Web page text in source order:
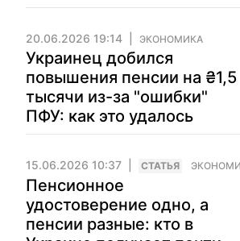
20.06.2026 19:14 ЭКОНОМИКА
Украинец добился
повышения пенсии на ₴1,5
тысячи из-за "ошибки"
ПФУ: как это удалось
15.06.2026 10:37 CТАТЬЯ
Пенсионное
удостоверение одно, а
пенсии разные: кто в